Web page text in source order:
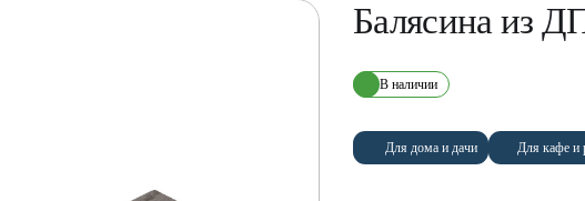
Балясина из
В наличии
Для дома и дачи Для кафе и